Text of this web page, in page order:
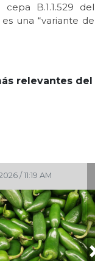
B.1.1.529 del
una “variante de
relevantes del
/ 8:55 PM